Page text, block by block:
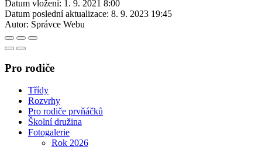
Datum vložení: 1. 9. 2021 8:00
Datum poslední aktualizace: 8. 9. 2023 19:45
Autor: Správce Webu
Pro rodiče
Třídy
Rozvrhy
Pro rodiče prvňáčků
Školní družina
Fotogalerie
Rok 2026